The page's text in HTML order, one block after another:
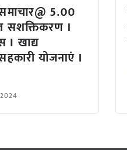
5.00
सशक्तिकरण I
I खाद्य
योजनाएं I